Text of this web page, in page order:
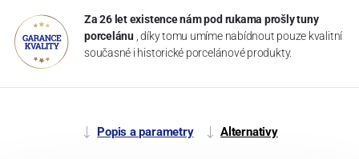
Za 26 let existence nám pod rukama prošly tuny
porcelánu , díky tomu umíme nabídnout pouze kvalitní
současné i historické porcelánové produkty.
Popis a parametry Alternativy